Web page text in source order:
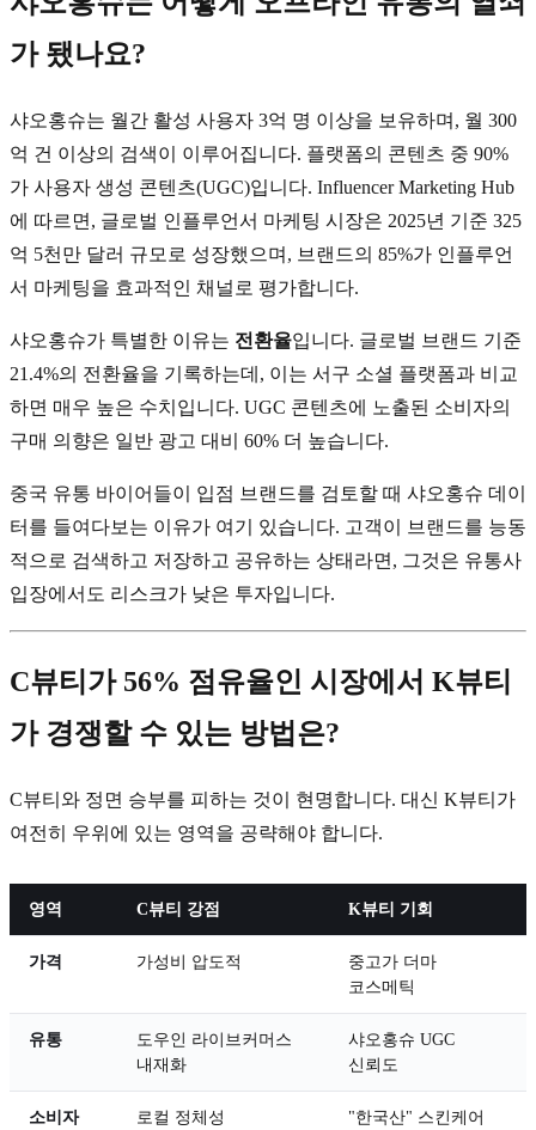
가 됐나요?
샤오홍슈는 월간 활성 사용자 3억 명 이상을 보유하며, 월 300
억 건 이상의 검색이 이루어집니다. 플랫폼의 콘텐츠 중 90%
가 사용자 생성 콘텐츠(UGC)입니다. Influencer Marketing Hub
에 따르면, 글로벌 인플루언서 마케팅 시장은 2025년 기준 325
억 5천만 달러 규모로 성장했으며, 브랜드의 85%가 인플루언
서 마케팅을 효과적인 채널로 평가합니다.
샤오홍슈가 특별한 이유는 전환율입니다. 글로벌 브랜드 기준
21.4%의 전환율을 기록하는데, 이는 서구 소셜 플랫폼과 비교
하면 매우 높은 수치입니다. UGC 콘텐츠에 노출된 소비자의
구매 의향은 일반 광고 대비 60% 더 높습니다.
중국 유통 바이어들이 입점 브랜드를 검토할 때 샤오홍슈 데이
터를 들여다보는 이유가 여기 있습니다. 고객이 브랜드를 능동
적으로 검색하고 저장하고 공유하는 상태라면, 그것은 유통사
입장에서도 리스크가 낮은 투자입니다.
C뷰티가 56% 점유율인 시장에서 K뷰티
가 경쟁할 수 있는 방법은?
C뷰티와 정면 승부를 피하는 것이 현명합니다. 대신 K뷰티가
여전히 우위에 있는 영역을 공략해야 합니다.
영역 C뷰티 강점 K뷰티 기회
가격 가성비 압도적
중고가 더마
코스메틱
유통
도우인 라이브커머스
내재화
샤오홍슈 UGC
신뢰도
소비자
로컬 정체성
"한국산" 스킨케어